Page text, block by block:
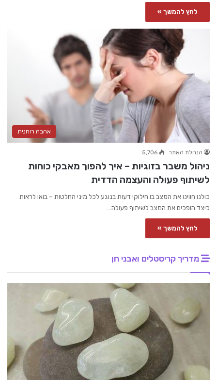
לחץ להמשך »
אהבה רוחנית
הנהלת האתר 5,706
ניהול משבר בזוגיות – איך להפוך מאבקי כוחות
לשיתוף פעולה והעצמה הדדית
כולנו חווינו את המצב בו חילוקי דעות בנוגע לכל מיני החלטות – בואו לראות
כיצד הופכים את המצב לשיתוף פעולה…
לחץ להמשך »
מדריך קריסטלים ואבני חן